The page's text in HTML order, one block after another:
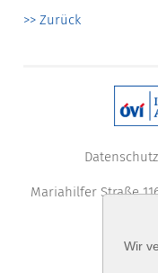
>> Zurück
Datenschutz
Mariahilfer Straße
Wir